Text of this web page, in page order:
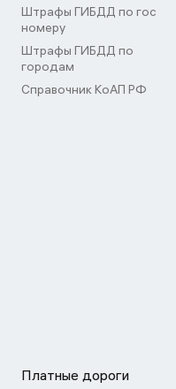
Штрафы ГИБДД по гос
номеру
Штрафы ГИБДД по
городам
Справочник КоАП РФ
Платные дороги